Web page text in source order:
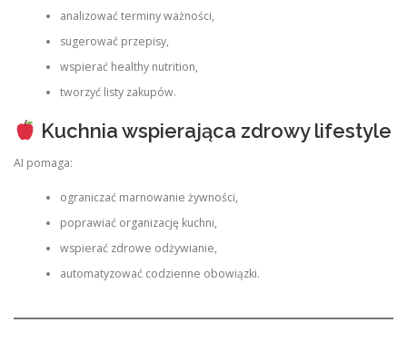
analizować terminy ważności,
sugerować przepisy,
wspierać healthy nutrition,
tworzyć listy zakupów.
Kuchnia wspierająca zdrowy lifestyle
AI pomaga:
ograniczać marnowanie żywności,
poprawiać organizację kuchni,
wspierać zdrowe odżywianie,
automatyzować codzienne obowiązki.